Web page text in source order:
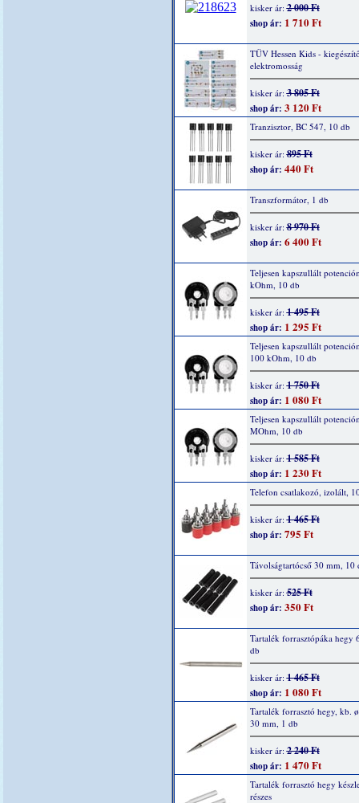
kisker ár:2 000 Ft
shop ár: 1 710 Ft
TÜV Hessen Kids -
elektromosság
kisker ár:3 805 Ft
shop ár: 3 120 Ft
Tranzisztor, BC 547, 10 db
kisker ár:895 Ft
shop ár: 440 Ft
Transzformátor, 1 db
kisker ár:8 970 Ft
shop ár: 6 400 Ft
Teljesen kapszullált
kOhm, 10 db
kisker ár:1 495 Ft
shop ár: 1 295 Ft
Teljesen kapszullált
100 kOhm, 10 db
kisker ár:1 750 Ft
shop ár: 1 080 Ft
Teljesen kapszullált
MOhm, 10 db
kisker ár:1 585 Ft
shop ár: 1 230 Ft
Telefon csatlakozó, izolált,
kisker ár:1 465 Ft
shop ár: 795 Ft
Távolságtartócső 30 mm, 10
kisker ár:525 Ft
shop ár: 350 Ft
Tartalék forrasztópáka hegy
db
kisker ár:1 465 Ft
shop ár: 1 080 Ft
Tartalék forrasztó hegy, kb.
30 mm, 1 db
kisker ár:2 240 Ft
shop ár: 1 470 Ft
Tartalék forrasztó hegy
részes